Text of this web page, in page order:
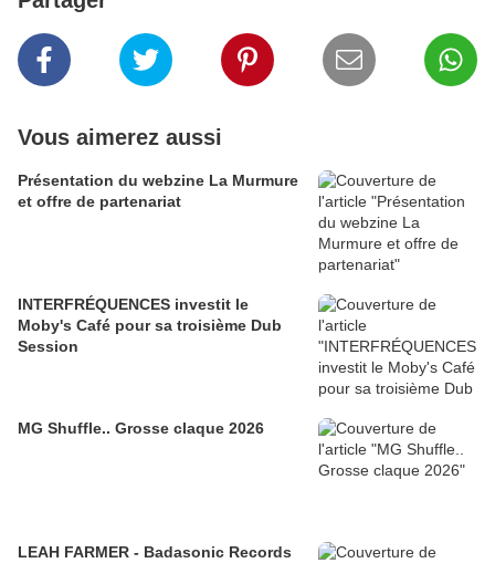
Vous aimerez aussi
Présentation du webzine La Murmure
et offre de partenariat
INTERFRÉQUENCES investit le
Moby's Café pour sa troisième Dub
Session
MG Shuffle.. Grosse claque 2026
LEAH FARMER - Badasonic Records